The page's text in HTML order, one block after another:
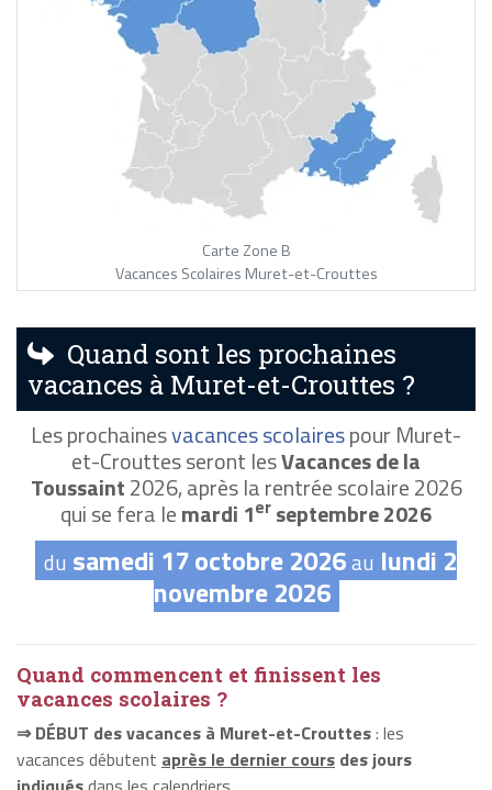
Carte Zone B
Vacances Scolaires Muret-et-Crouttes
Quand sont les prochaines
vacances à Muret-et-Crouttes ?
Les prochainesvacances scolairespour Muret-
et-Crouttes seront lesVacances de la
Toussaint2026, après la rentrée scolaire 2026
qui se fera lemardi 1er septembre 2026
du samedi 17 octobre 2026au lundi 2
novembre 2026
Quand commencent et finissent les
vacances scolaires ?
⇒ DÉBUT des vacances à Muret-et-Crouttes: les
vacances débutent après le dernier cours des jours